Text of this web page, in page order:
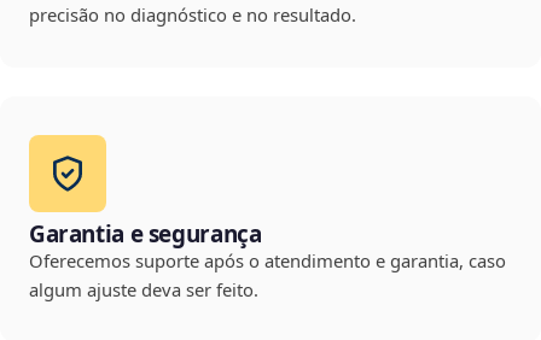
precisão no diagnóstico e no resultado.
Garantia e segurança
Oferecemos suporte após o atendimento e garantia, caso
algum ajuste deva ser feito.